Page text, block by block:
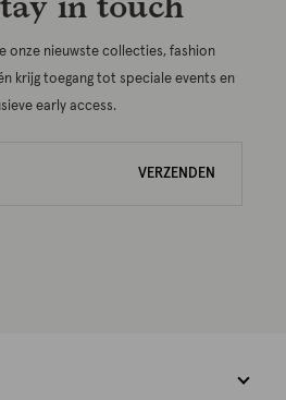
onze nieuwste collecties, fashion
krijg toegang tot speciale events en
early access.
VERZENDEN